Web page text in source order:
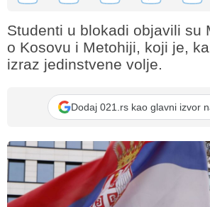
Studenti u blokadi objavili su
o Kosovu i Metohiji, koji je,
izraz jedinstvene volje.
Dodaj 021.rs kao glavni izvor